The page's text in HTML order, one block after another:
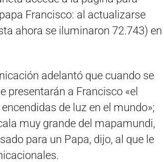
Francisco: al actualizarse
ahora se iluminaron 72.743) en
adelantó que cuando se
presentarán a Francisco «el
de luz en el mundo»;
muy grande del mapamundi,
para un Papa, dijo, al que le